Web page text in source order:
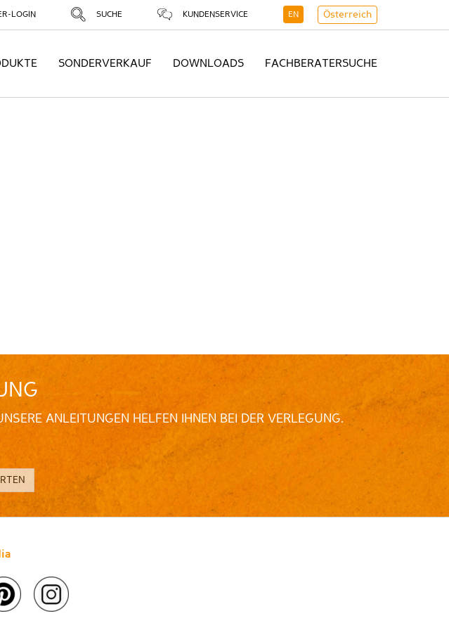
LOGIN SUCHE KUNDENSERVICE EN Österreich
SONDERVERKAUF DOWNLOADS FACHBERATERSUCHE
ANLEITUNGEN HELFEN IHNEN BEI DER VERLEGUNG.